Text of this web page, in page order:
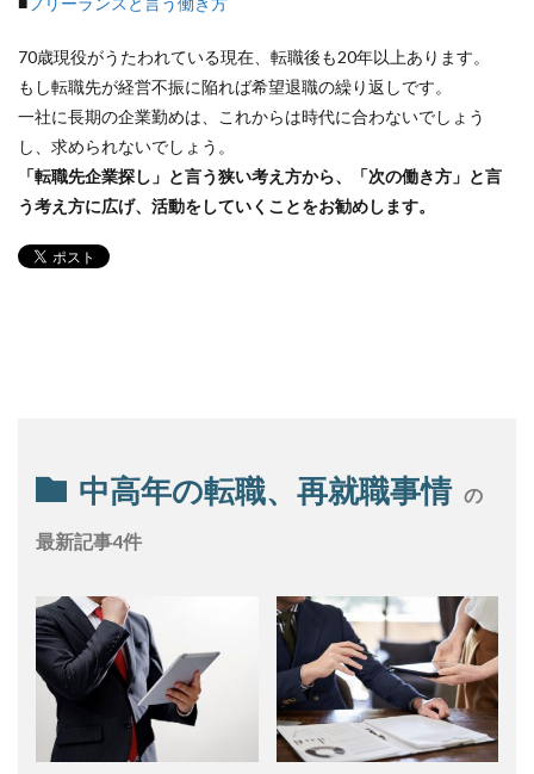
70歳現役がうたわれている現在、転職後も20年以上あります。
もし転職先が経営不振に陥れば希望退職の繰り返しです。
一社に長期の企業勤めは、これからは時代に合わないでしょう
し、求められないでしょう。
「転職先企業探し」と言う狭い考え方から、「次の働き方」と言
う考え方に広げ、活動をしていくことをお勧めします。
中高年の転職、再就職事情 の
最新記事4件